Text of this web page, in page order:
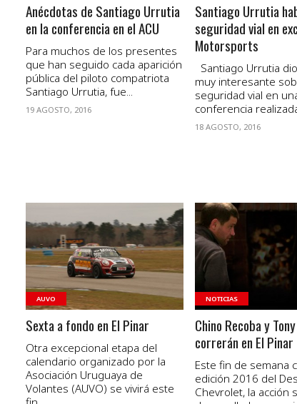
Anécdotas de Santiago Urrutia
en la conferencia en el ACU
Para muchos de los presentes
que han seguido cada aparición
pública del piloto compatriota
Santiago Urrutia, fue...
19 AGOSTO, 2016
Santiago Urrutia
seguridad vial en
Motorsports
Santiago Urrutia
muy interesante
seguridad vial en
conferencia
18 AGOSTO, 2016
VER NOTA
AUVO
Sexta a fondo en El Pinar
Otra excepcional etapa del
calendario organizado por la
Asociación Uruguaya de
Volantes (AUVO) se vivirá este
VER NOTA
NOTICIAS
Chino Recoba y
correrán en El Pinar
Este fin de semana
edición 2016 del
Chevrolet, la acción